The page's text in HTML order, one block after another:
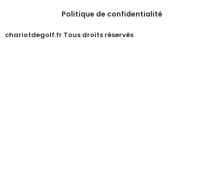
chariotdegolf.fr Tous droits réservés
Politique de confidentialité